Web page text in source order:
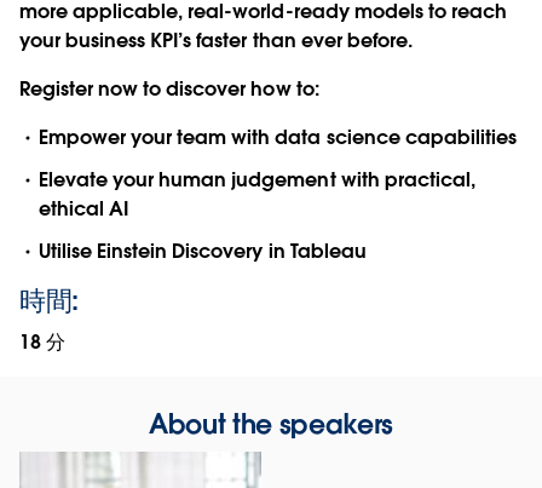
more applicable, real-world-ready models to reach
your business KPI’s faster than ever before.
Register now to discover how to:
Empower your team with data science capabilities
Elevate your human judgement with practical,
ethical AI
Utilise Einstein Discovery in Tableau
時間:
18 分
About the speakers